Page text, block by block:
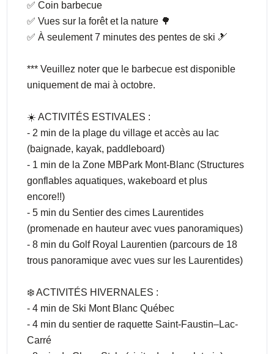
✅ Coin barbecue
✅ Vues sur la forêt et la nature 🌳
✅ À seulement 7 minutes des pentes de ski 🎿
*** Veuillez noter que le barbecue est disponible
uniquement de mai à octobre.
☀️ ACTIVITÉS ESTIVALES :
- 2 min de la plage du village et accès au lac
(baignade, kayak, paddleboard)
- 1 min de la Zone MBPark Mont-Blanc (Structures
gonflables aquatiques, wakeboard et plus
encore!!)
- 5 min du Sentier des cimes Laurentides
(promenade en hauteur avec vues panoramiques)
- 8 min du Golf Royal Laurentien (parcours de 18
trous panoramique avec vues sur les Laurentides)
❄️ ACTIVITÉS HIVERNALES :
- 4 min de Ski Mont Blanc Québec
- 4 min du sentier de raquette Saint-Faustin–Lac-
Carré